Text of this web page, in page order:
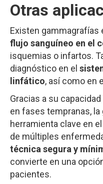
Otras
Existen gammagrafías
flujo sanguíneo en el
isquemias o infartos.
diagnóstico en el
linfático, así como en el
Gracias a su
en fases tempranas,
herramienta clave en
de múltiples
técnica segura y
convierte en una
pacientes.